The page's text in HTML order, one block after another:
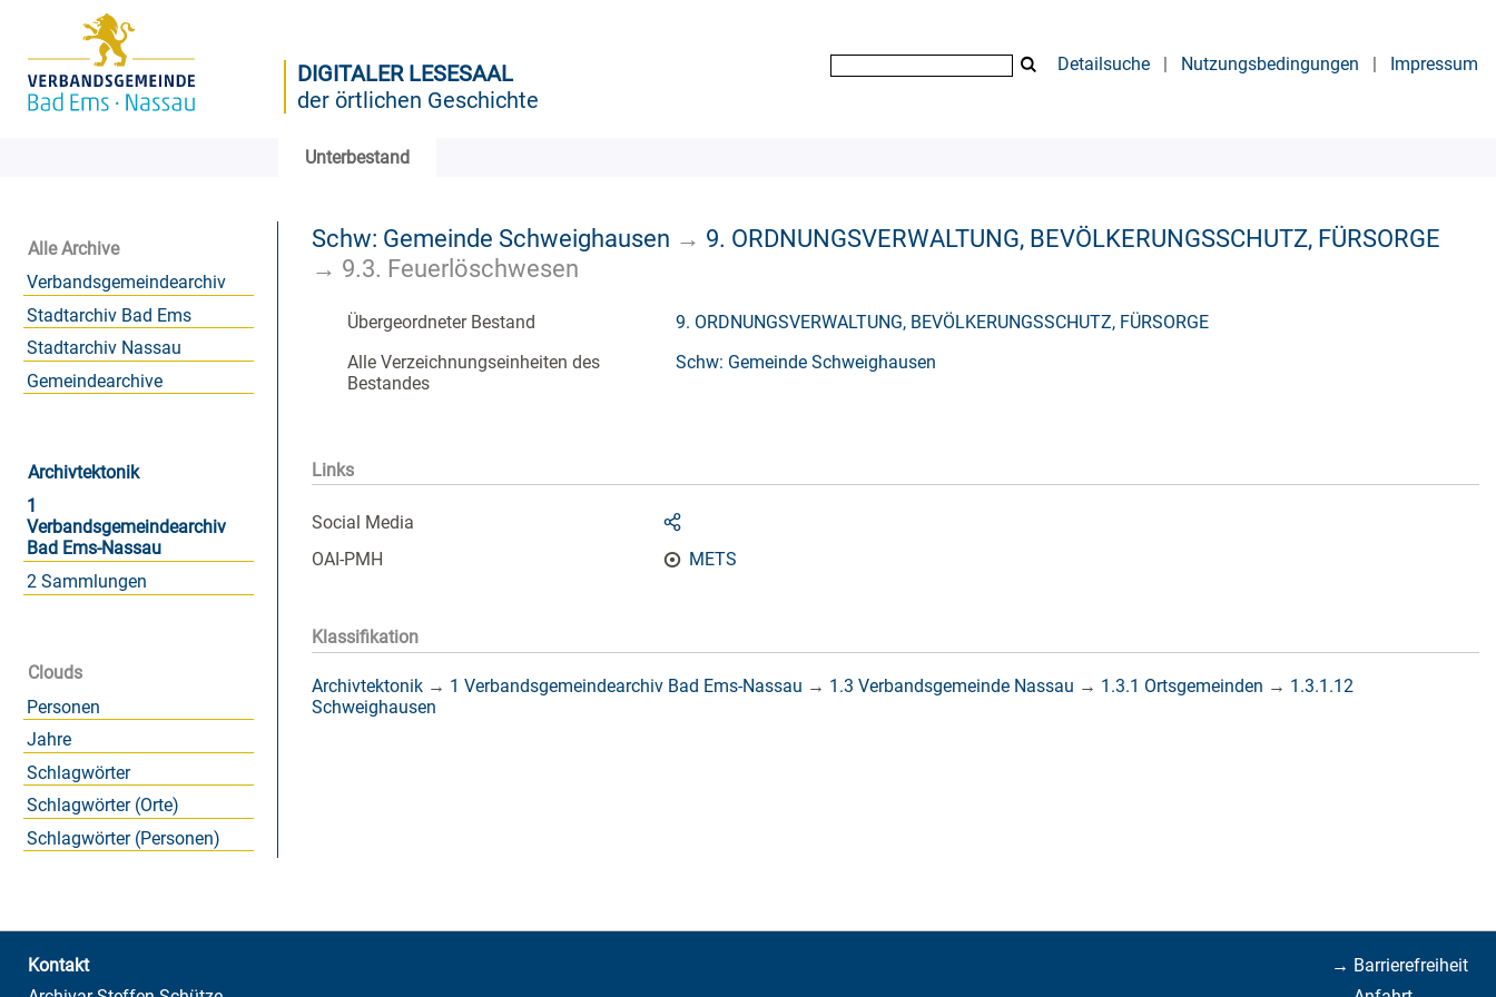
DIGITALER LESESAAL
der örtlichen Geschichte
Detailsuche | Nutzungsbedingungen | Impressum
Unterbestand
Alle Archive
Verbandsgemeindearchiv
Stadtarchiv Bad Ems
Stadtarchiv Nassau
Gemeindearchive
Archivtektonik
1
Verbandsgemeindearchiv
Bad Ems-Nassau
2 Sammlungen
Clouds
Personen
Jahre
Schlagwörter
Schlagwörter (Orte)
Schlagwörter (Personen)
Schw: Gemeinde Schweighausen → 9. ORDNUNGSVERWALTUNG, BEVÖLKERUNGSSCHUTZ, FÜRSORGE
→ 9.3. Feuerlöschwesen
Übergeordneter Bestand
9. ORDNUNGSVERWALTUNG, BEVÖLKERUNGSSCHUTZ, FÜRSORGE
Alle Verzeichnungseinheiten des
Bestandes
Schw: Gemeinde Schweighausen
Links
Social Media
OAI-PMH
METS
Klassifikation
Archivtektonik → 1 Verbandsgemeindearchiv Bad Ems-Nassau → 1.3 Verbandsgemeinde Nassau → 1.3.1 Ortsgemeinden → 1.3.1.12
Schweighausen
→ Barrierefreiheit
Kontakt